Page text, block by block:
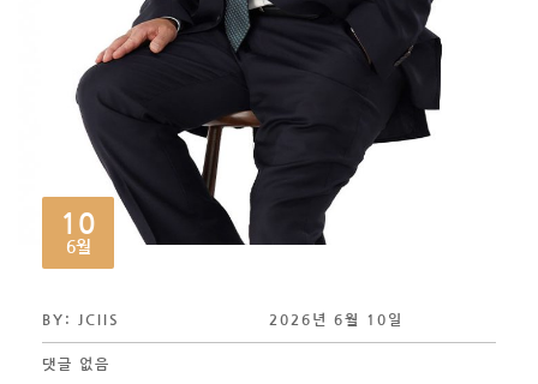
10
6월
BY: JCIIS 2026년 6월 10일
댓글 없음